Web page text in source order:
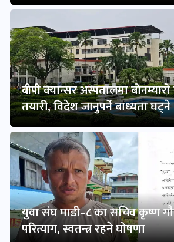
बीपी क्यान्सर अस्पतालमा
तयारी, विदेश जानुपर्ने बाध्यता घट्ने
युवा संघ माडी–८ का सचिव कृष्ण
परित्याग, स्वतन्त्र रहने घोषणा